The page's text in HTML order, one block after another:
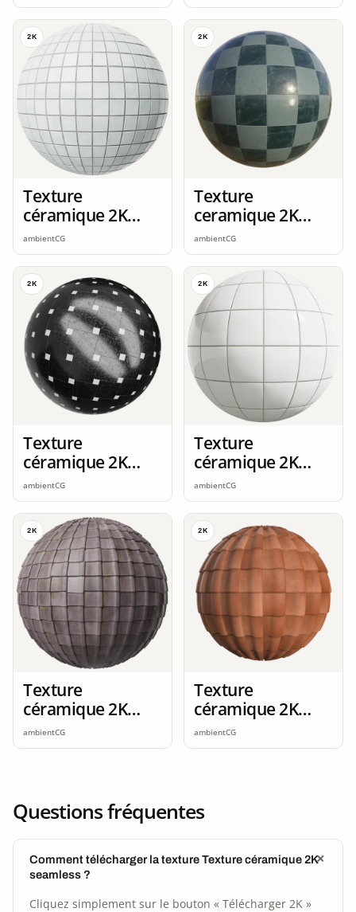
2K
Texture
céramique 2K
seamless
ambientCG
2K
Texture
ceramique 2K
seamless
ambientCG
2K
Texture
céramique 2K
seamless
ambientCG
2K
Texture
céramique 2K
seamless
ambientCG
2K
Texture
céramique 2K
seamless
ambientCG
2K
Texture
céramique 2K
seamless
ambientCG
Questions fréquentes
Comment télécharger la texture Texture céramique 2K
seamless ?
Cliquez simplement sur le bouton « Télécharger 2K »